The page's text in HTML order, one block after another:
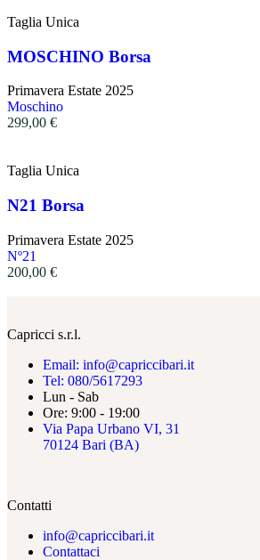
Taglia Unica
MOSCHINO Borsa
Primavera Estate 2025
Moschino
299,00 €
Taglia Unica
N21 Borsa
Primavera Estate 2025
Nº21
200,00 €
Capricci s.r.l.
Email: info@capriccibari.it
Tel: 080/5617293
Lun - Sab
Ore: 9:00 - 19:00
Via Papa Urbano VI, 31
70124 Bari (BA)
Contatti
info@capriccibari.it
Contattaci